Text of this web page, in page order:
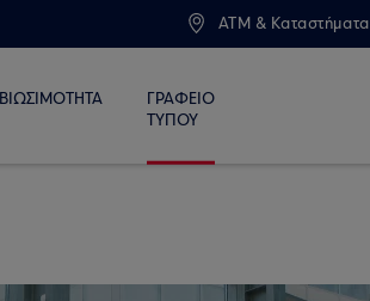
ATM & Καταστήματα
ΒΙΩΣΙΜΟΤΗΤΑ
ΓΡΑΦΕΙΟ
ΤΥΠΟΥ